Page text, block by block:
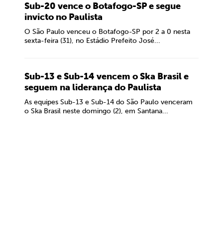
Sub-20 vence o Botafogo-SP e segue
invicto no Paulista
O São Paulo venceu o Botafogo-SP por 2 a 0 nesta
sexta-feira (31), no Estádio Prefeito José...
Sub-13 e Sub-14 vencem o Ska Brasil e
seguem na liderança do Paulista
As equipes Sub-13 e Sub-14 do São Paulo venceram
o Ska Brasil neste domingo (2), em Santana...